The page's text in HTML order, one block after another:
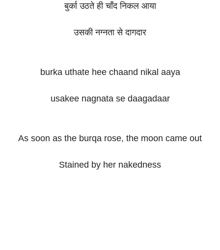
बुर्का उठते ही चाँद निकल आया
उसकी नग्नता से दागदार
burka uthate hee chaand nikal aaya
usakee nagnata se daagadaar
As soon as the burqa rose, the moon came out
Stained by her nakedness